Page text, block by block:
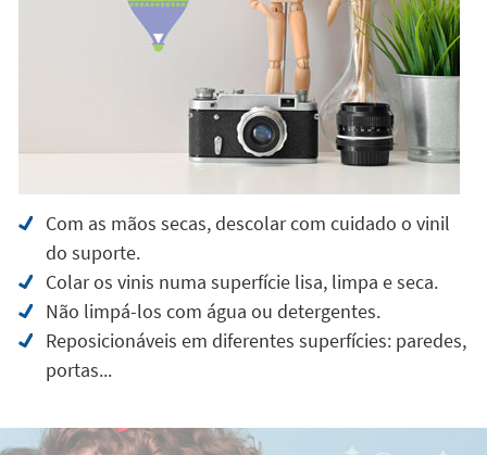
Com as mãos secas, descolar com cuidado o vinil
do suporte.
Colar os vinis numa superfície lisa, limpa e seca.
Não limpá-los com água ou detergentes.
Reposicionáveis em diferentes superfícies: paredes,
portas...